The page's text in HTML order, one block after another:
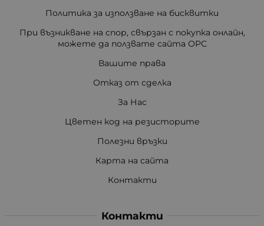
Политика за използване на бисквитки
При възникване на спор, свързан с покупка онлайн,
можете да ползвате сайта ОРС
Вашите права
Отказ от сделка
За Нас
Цветен код на резисторите
Полезни връзки
Карта на сайта
Контакти
Контакти